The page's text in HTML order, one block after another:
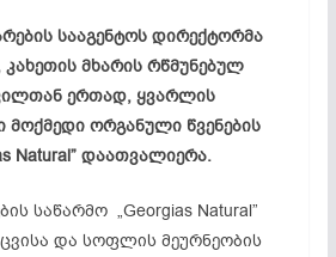
სააგენტოს დირექტორმა
მხარის რწმუნებულ
ერთად, ყვარლის
მოქმედი ორგანული წვენების
Natural” დაათვალიერა.
საწარმო „Georgias Natural”
და სოფლის მეურნეობის